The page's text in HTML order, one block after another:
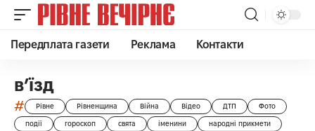
Передплата газети Реклама Контакти
в’їзд
# Рівне Рівненщина Війна Відео ДТП Фото
події гороскоп свята іменини народні прикмети